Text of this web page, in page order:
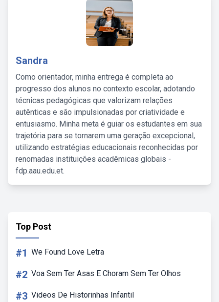
Sandra
Como orientador, minha entrega é completa ao
progresso dos alunos no contexto escolar, adotando
técnicas pedagógicas que valorizam relações
autênticas e são impulsionadas por criatividade e
entusiasmo. Minha meta é guiar os estudantes em sua
trajetória para se tornarem uma geração excepcional,
utilizando estratégias educacionais reconhecidas por
renomadas instituições acadêmicas globais -
fdp.aau.edu.et.
Top Post
#1 We Found Love Letra
#2 Voa Sem Ter Asas E Choram Sem Ter Olhos
#3 Videos De Historinhas Infantil